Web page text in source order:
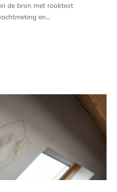
de bron met rooktest
en...